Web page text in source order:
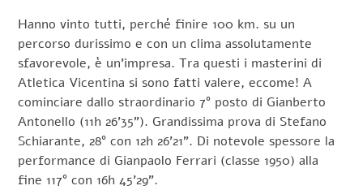
Hanno vinto tutti, perché finire 100 km. su un
percorso durissimo e con un clima assolutamente
sfavorevole, è un’impresa. Tra questi i masterini di
Atletica Vicentina si sono fatti valere, eccome! A
cominciare dallo straordinario 7° posto di Gianberto
Antonello (11h 26’35”). Grandissima prova di Stefano
Schiarante, 28° con 12h 26’21”. Di notevole spessore la
performance di Gianpaolo Ferrari (classe 1950) alla
fine 117° con 16h 45’29”.